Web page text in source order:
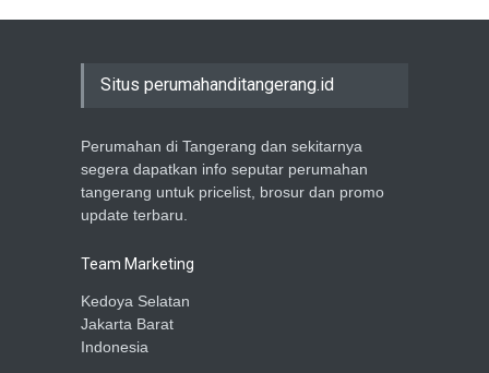
Situs perumahanditangerang.id
Perumahan di Tangerang dan sekitarnya
segera dapatkan info seputar perumahan
tangerang untuk pricelist, brosur dan promo
update terbaru.
Team Marketing
Kedoya Selatan
Jakarta Barat
Indonesia